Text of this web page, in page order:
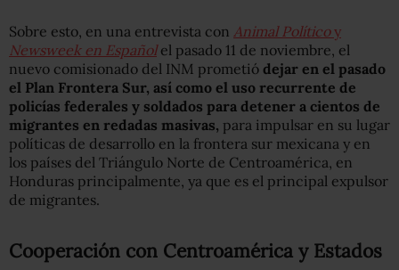
Sobre esto, en una entrevista con Animal Políticoy
Newsweek en Españolel pasado 11 de noviembre, el
nuevo comisionado del INM prometió dejar en el pasado
el Plan Frontera Sur, así como el uso recurrente de
policías federales y soldados para detener a cientos de
migrantes en redadas masivas, para impulsar en su lugar
políticas de desarrollo en la frontera sur mexicana y en
los países del Triángulo Norte de Centroamérica, en
Honduras principalmente, ya que es el principal expulsor
de migrantes.
Cooperación con Centroamérica y Estados